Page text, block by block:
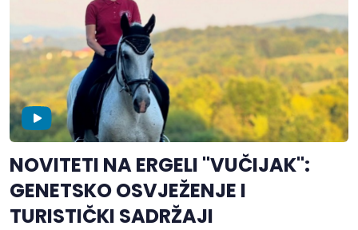
NOVITETI NA ERGELI "VUČIJAK":
GENETSKO OSVJEŽENJE I
TURISTIČKI SADRŽAJI